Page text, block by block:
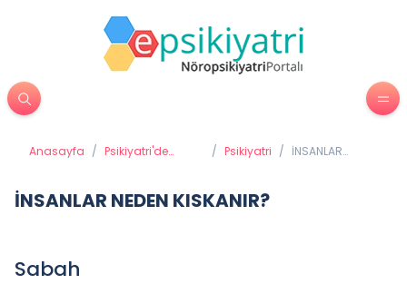
Anasayfa / Psikiyatri'de
/ Psikiyatri / İNSANLAR
İNSANLAR NEDEN KISKANIR?
Sabah